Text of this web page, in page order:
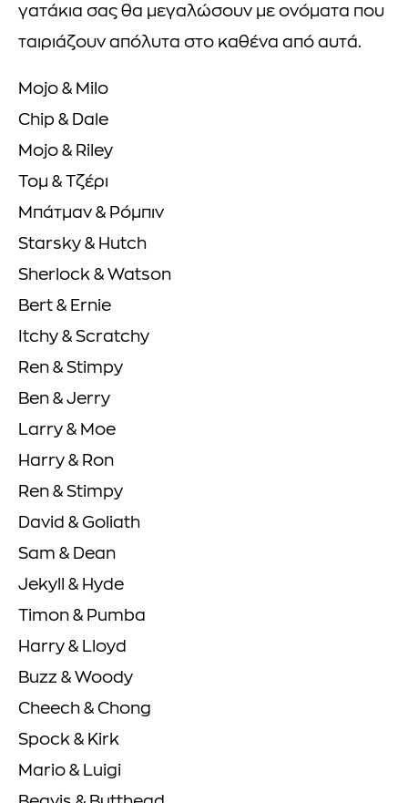
γατάκια σας θα μεγαλώσουν με ονόματα που
ταιριάζουν απόλυτα στο καθένα από αυτά.
Mojo & Milo
Chip & Dale
Mojo & Riley
Τομ & Τζέρι
Μπάτμαν & Ρόμπιν
Starsky & Hutch
Sherlock & Watson
Bert & Ernie
Itchy & Scratchy
Ren & Stimpy
Ben & Jerry
Larry & Moe
Harry & Ron
Ren & Stimpy
David & Goliath
Sam & Dean
Jekyll & Hyde
Timon & Pumba
Harry & Lloyd
Buzz & Woody
Cheech & Chong
Spock & Kirk
Mario & Luigi